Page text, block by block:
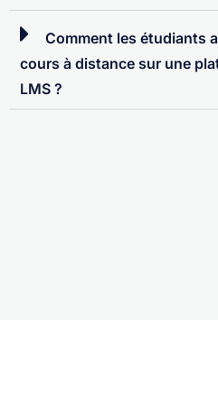
Comment les étudiants
cours à distance sur une
LMS ?